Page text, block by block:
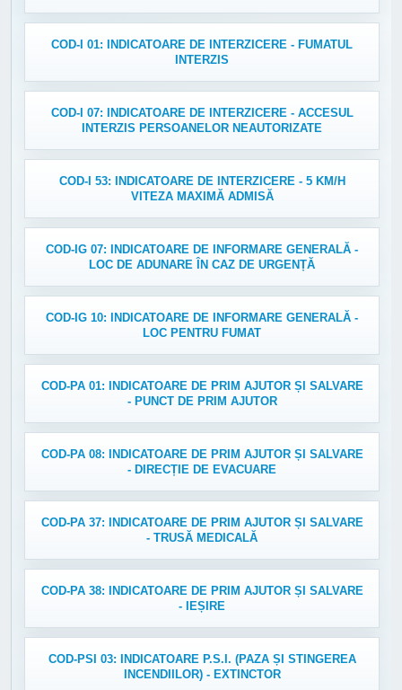
COD-I 01: INDICATOARE DE INTERZICERE - FUMATUL
INTERZIS
COD-I 07: INDICATOARE DE INTERZICERE - ACCESUL
INTERZIS PERSOANELOR NEAUTORIZATE
COD-I 53: INDICATOARE DE INTERZICERE - 5 KM/H
VITEZA MAXIMĂ ADMISĂ
COD-IG 07: INDICATOARE DE INFORMARE GENERALĂ -
LOC DE ADUNARE ÎN CAZ DE URGENȚĂ
COD-IG 10: INDICATOARE DE INFORMARE GENERALĂ -
LOC PENTRU FUMAT
COD-PA 01: INDICATOARE DE PRIM AJUTOR ȘI SALVARE
- PUNCT DE PRIM AJUTOR
COD-PA 08: INDICATOARE DE PRIM AJUTOR ȘI SALVARE
- DIRECȚIE DE EVACUARE
COD-PA 37: INDICATOARE DE PRIM AJUTOR ȘI SALVARE
- TRUSĂ MEDICALĂ
COD-PA 38: INDICATOARE DE PRIM AJUTOR ȘI SALVARE
- IEȘIRE
COD-PSI 03: INDICATOARE P.S.I. (PAZA ȘI STINGEREA
INCENDIILOR) - EXTINCTOR